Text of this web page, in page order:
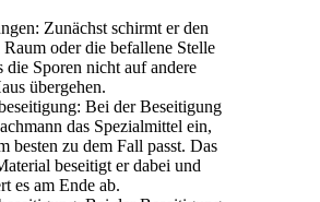
Zunächst schirmt er den
oder die befallene Stelle
die Sporen nicht auf andere
übergehen.
Bei der Beseitigung
das Spezialmittel ein,
besten zu dem Fall passt. Das
beseitigt er dabei und
es am Ende ab.